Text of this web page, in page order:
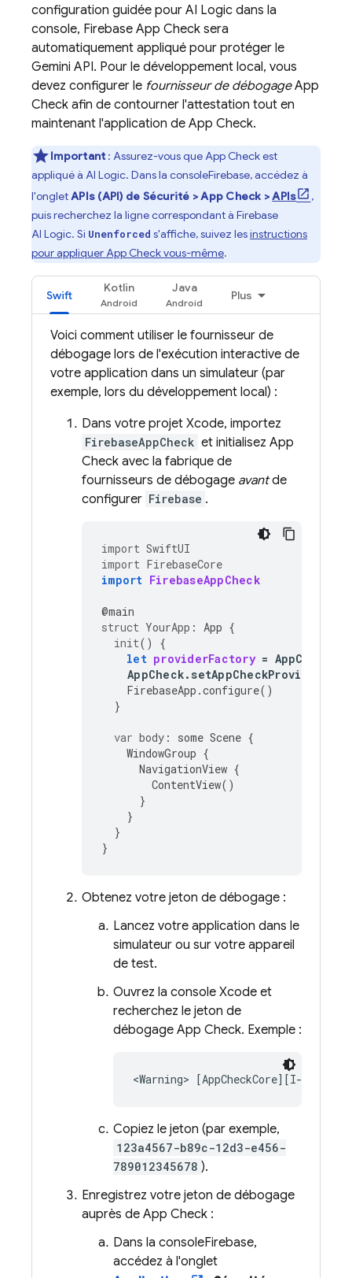
configuration guidée pour AI Logic dans la
console, Firebase App Check sera
automatiquement appliqué pour protéger le
Gemini API. Pour le développement local, vous
devez configurer le fournisseur de débogage App
Check afin de contourner l'attestation tout en
maintenant l'application de App Check.
Important : Assurez-vous queApp Checkest
appliqué à AI Logic. Dans la consoleFirebase, accédez à
l'ongletAPIs (API) de Sécurité >App Check >APIs
,
puis recherchez la ligne correspondant à Firebase
AI Logic. Si Unenforced s'affiche, suivez lesinstructions
pour appliquerApp Checkvous-même.
Swift
Kotlin Java
Plus
Voici comment utiliser le fournisseur de
débogage lors de l'exécution interactive de
votre application dans un simulateur (par
exemple, lors du développement local) :
Dans votre projet Xcode, importez
FirebaseAppCheck et initialisez App
Check avec la fabrique de
fournisseurs de débogage avantde
configurer Firebase .
import SwiftUI
import FirebaseCore
import FirebaseAppCheck
@main
struct YourApp : App {
init()
{
let providerFactory =
AppCheck.
FirebaseApp .configure()
}
var body : some Scene {
WindowGroup {
NavigationView {
ContentView()
}
}
}
}
Obtenez votre jeton de débogage :
Lancez votre application dans le
simulateur ou sur votre appareil
de test.
Ouvrez la console Xcode et
recherchez le jeton de
débogage App Check. Exemple :
Copiez le jeton (par exemple,
123a4567-b89c-12d3-e456-
789012345678 ).
Enregistrez votre jeton de débogage
auprès de App Check :
Dans la consoleFirebase,
accédez à l'onglet